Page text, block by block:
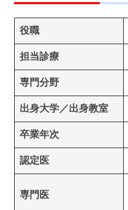
役職
担当診療
専門分野
出身大学／出身教室
卒業年次
認定医
専門医